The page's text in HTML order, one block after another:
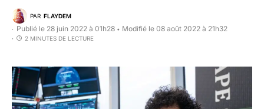
PAR FLAYDEM
Publié le 28 juin 2022 à 01h28 • Modifié le 08 août 2022 à 21h32
2 MINUTES DE LECTURE